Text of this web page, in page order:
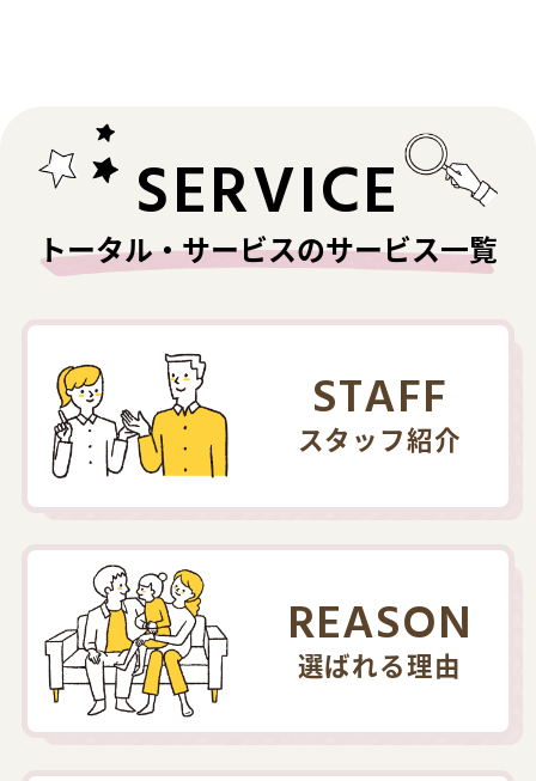
SERVICE
トータル・サービスのサービス一覧
STAFF
スタッフ紹介
REASON
選ばれる理由